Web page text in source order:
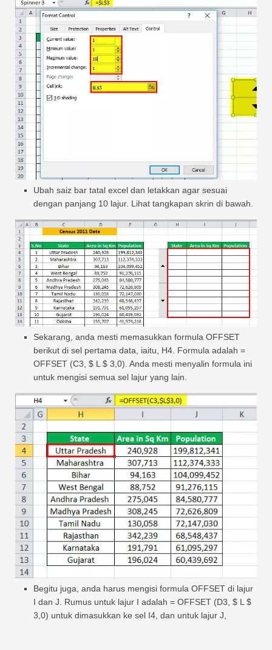
Ubah saiz bar tatal excel dan letakkan agar sesuai
dengan panjang 10 lajur. Lihat tangkapan skrin di bawah.
Sekarang, anda mesti memasukkan formula OFFSET
berikut di sel pertama data, iaitu, H4. Formula adalah =
OFFSET (C3, $ L $ 3,0). Anda mesti menyalin formula ini
untuk mengisi semua sel lajur yang lain.
Begitu juga, anda harus mengisi formula OFFSET di lajur
I dan J. Rumus untuk lajur I adalah = OFFSET (D3, $ L $
3,0) untuk dimasukkan ke sel I4, dan untuk lajur J,